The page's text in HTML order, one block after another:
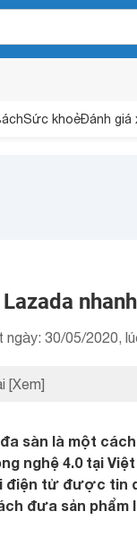
Sức khoẻĐánh giá
ngày: 30/05/2020,
[Xem]
sàn là một
nghệ 4.0 tại Việt
tử được tin
đưa sản